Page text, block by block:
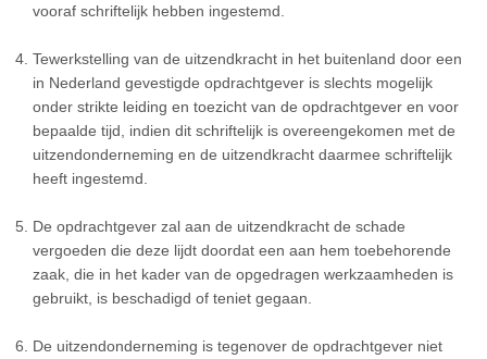
vooraf schriftelijk hebben ingestemd.
Tewerkstelling van de uitzendkracht in het buitenland door een
in Nederland gevestigde opdrachtgever is slechts mogelijk
onder strikte leiding en toezicht van de opdrachtgever en voor
bepaalde tijd, indien dit schriftelijk is overeengekomen met de
uitzendonderneming en de uitzendkracht daarmee schriftelijk
heeft ingestemd.
De opdrachtgever zal aan de uitzendkracht de schade
vergoeden die deze lijdt doordat een aan hem toebehorende
zaak, die in het kader van de opgedragen werkzaamheden is
gebruikt, is beschadigd of teniet gegaan.
De uitzendonderneming is tegenover de opdrachtgever niet